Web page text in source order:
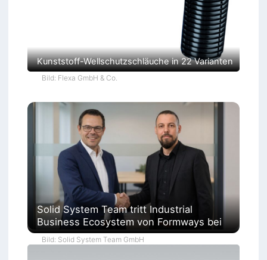
Kunststoff-Wellschutzschläuche in 22 Varianten
Bild: Flexa GmbH & Co.
Solid System Team tritt Industrial
Business Ecosystem von Formways bei
Bild: Solid System Team GmbH